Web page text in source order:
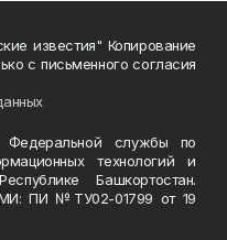
известия" Копирование
с письменного согласия
Федеральной службы по
технологий и
Башкортостан.
ПИ №ТУ02-01799 от 19